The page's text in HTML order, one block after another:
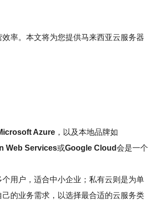
率。本文将为您提供马来西亚云服务器
Azure ，以及本地品牌如
Web Services或Google Cloud会是一个
用户，适合中小企业；私有云则是为单
的业务需求，以选择最合适的云服务类